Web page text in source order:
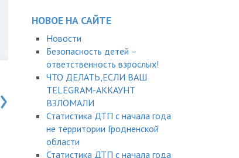
›
НОВОЕ НА САЙТЕ
Новости
Безопасность детей –
ответственность взрослых!
ЧТО ДЕЛАТЬ,ЕСЛИ ВАШ
TELEGRAM-АККАУНТ
ВЗЛОМАЛИ
Статистика ДТП с начала года
не территории Гродненской
области
Статистика ДТП с начала года